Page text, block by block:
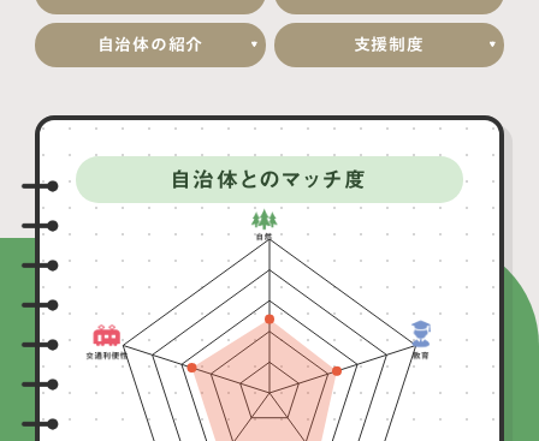
自治体の紹介 支援制度
自治体とのマッチ度